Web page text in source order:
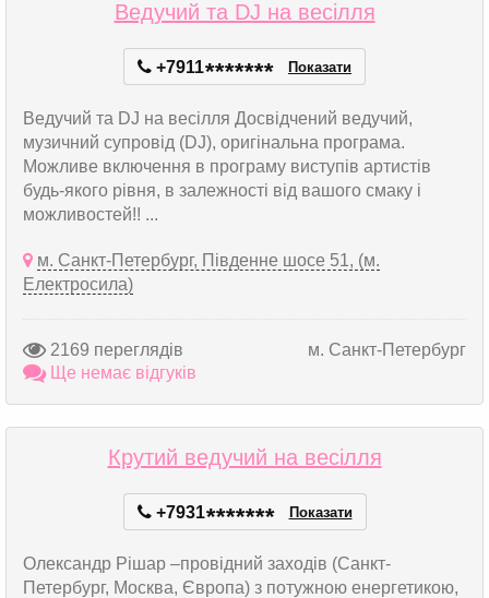
Ведучий та DJ на весілля
+7911******* Показати
Ведучий та DJ на весілля Досвідчений ведучий,
музичний супровід (DJ), оригінальна програма.
Можливе включення в програму виступів артистів
будь-якого рівня, в залежності від вашого смаку і
можливостей!! ...
м. Санкт-Петербург, Південне шосе 51, (м.
Електросила)
2169 переглядів
м. Санкт-Петербург
Ще немає відгуків
Крутий ведучий на весілля
+7931******* Показати
Олександр Рішар –провідний заходів (Санкт-
Петербург, Москва, Європа) з потужною енергетикою,